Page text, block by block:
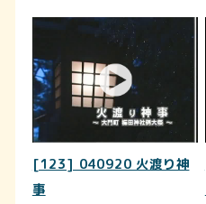
[123] 040920 火渡り神
事